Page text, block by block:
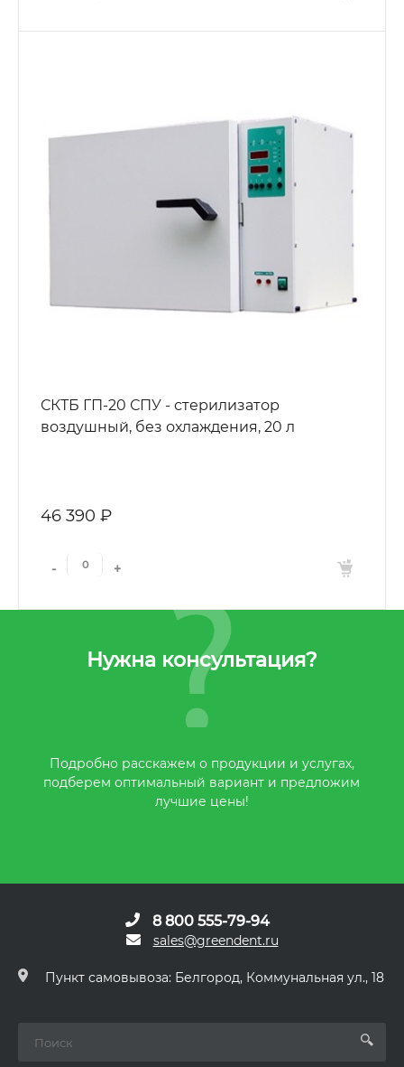
СКТБ ГП-20 СПУ - стерилизатор
воздушный, без охлаждения, 20 л
46 390 ₽
- +
Нужна консультация?
Подробно расскажем о продукции и услугах,
подберем оптимальный вариант и предложим
лучшие цены!
8 800 555-79-94
sales@greendent.ru
Пункт самовывоза: Белгород, Коммунальная ул., 18